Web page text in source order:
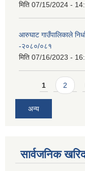
मिति 07/15/2024 -
आरुघाट गाउँपालिकाले
-२०८०/०८१
मिति 07/16/2023 -
Pages
1 2
अन्य
सार्वजनिक